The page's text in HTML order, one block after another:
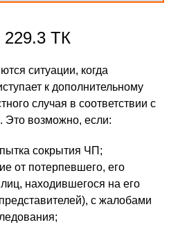
229.3 ТК
ситуации, когда
к дополнительному
случая в соответствии с
Это возможно, если:
сокрытия ЧП;
от потерпевшего, его
находившегося на его
с жалобами